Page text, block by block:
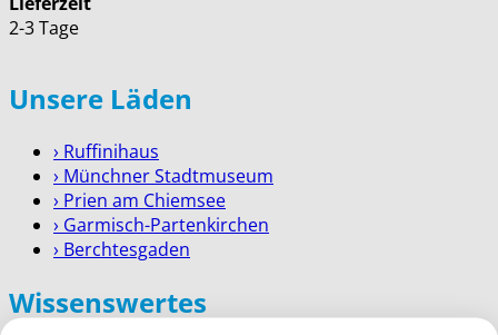
2-3 Tage
Unsere Läden
› Ruffinihaus
› Münchner Stadtmuseum
› Prien am Chiemsee
› Garmisch-Partenkirchen
› Berchtesgaden
Wissenswertes